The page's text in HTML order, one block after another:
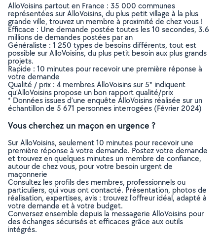
AlloVoisins partout en France : 35 000 communes
représentées sur AlloVoisins, du plus petit village à la plus
grande ville, trouvez un membre à proximité de chez vous !
Efficace : Une demande postée toutes les 10 secondes, 3.6
millions de demandes postées par an
Généraliste : 1 250 types de besoins différents, tout est
possible sur AlloVoisins, du plus petit besoin aux plus grands
projets.
Rapide : 10 minutes pour recevoir une première réponse à
votre demande
Qualité / prix : 4 membres AlloVoisins sur 5* indiquent
qu’AlloVoisins propose un bon rapport qualité/prix
* Données issues d’une enquête AlloVoisins réalisée sur un
échantillon de 5 671 personnes interrogées (Février 2024)
Vous cherchez un maçon en urgence ?
Sur AlloVoisins, seulement 10 minutes pour recevoir une
première réponse à votre demande. Postez votre demande
et trouvez en quelques minutes un membre de confiance,
autour de chez vous, pour votre besoin urgent de
maçonnerie
Consultez les profils des membres, professionnels ou
particuliers, qui vous ont contacté. Présentation, photos de
réalisation, expertises, avis : trouvez l'offreur idéal, adapté à
votre demande et à votre budget.
Conversez ensemble depuis la messagerie AlloVoisins pour
des échanges sécurisés et efficaces grâce aux outils
intégrés.